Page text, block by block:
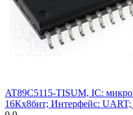
AT89C5115-TISUM, IC:
16Кx8бит; Интерфейс: UART;